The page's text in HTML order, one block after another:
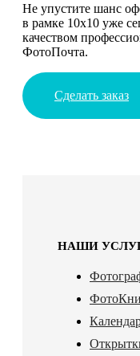
Не упустите шанс
в рамке 10х10 уже
качеством
ФотоПочта.
Сделать заказ
НАШИ